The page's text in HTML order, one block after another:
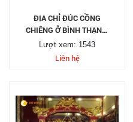
ĐỊA CHỈ ĐÚC CỒNG
CHIÊNG Ở BÌNH THẠNH,
TP HCM
Lượt xem: 1543
Liên hệ